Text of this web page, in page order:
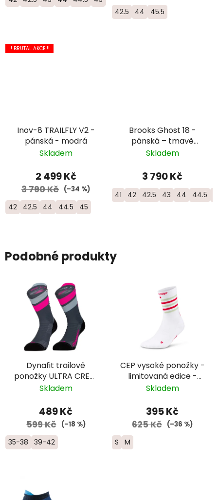
42.5
44 45.5
!! BRUTAL AKCE !!
Inov-8 TRAILFLY V2 -
pánská - modrá
Skladem
2 499 Kč
3 790 Kč (–34 %)
42 42.5 44 44.5 45
Brooks Ghost 18 -
pánská – tmavě
modrá
Skladem
3 790 Kč
41 42 42.5 43 44 44.5
Podobné produkty
Dynafit trailové
ponožky ULTRA CREW
- šedá/růžová
Skladem
489 Kč
599 Kč (–18 %)
35-38 39-42
CEP vysoké ponožky -
limitovaná edice -
dámské -
Skladem
395 Kč
625 Kč (–36 %)
S M